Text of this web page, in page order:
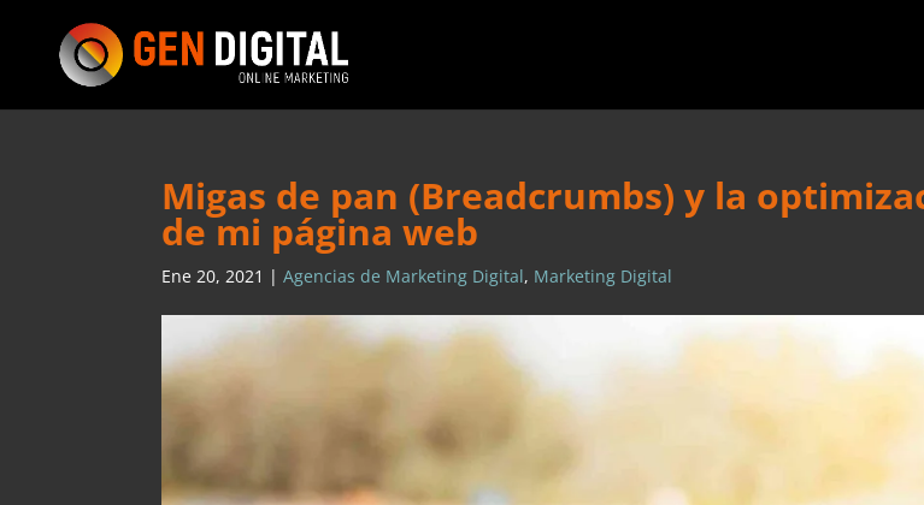
Migas de pan (Breadcrumbs) y la
de mi página web
Ene 20, 2021 |Agencias de Marketing Digital, Marketing Digital